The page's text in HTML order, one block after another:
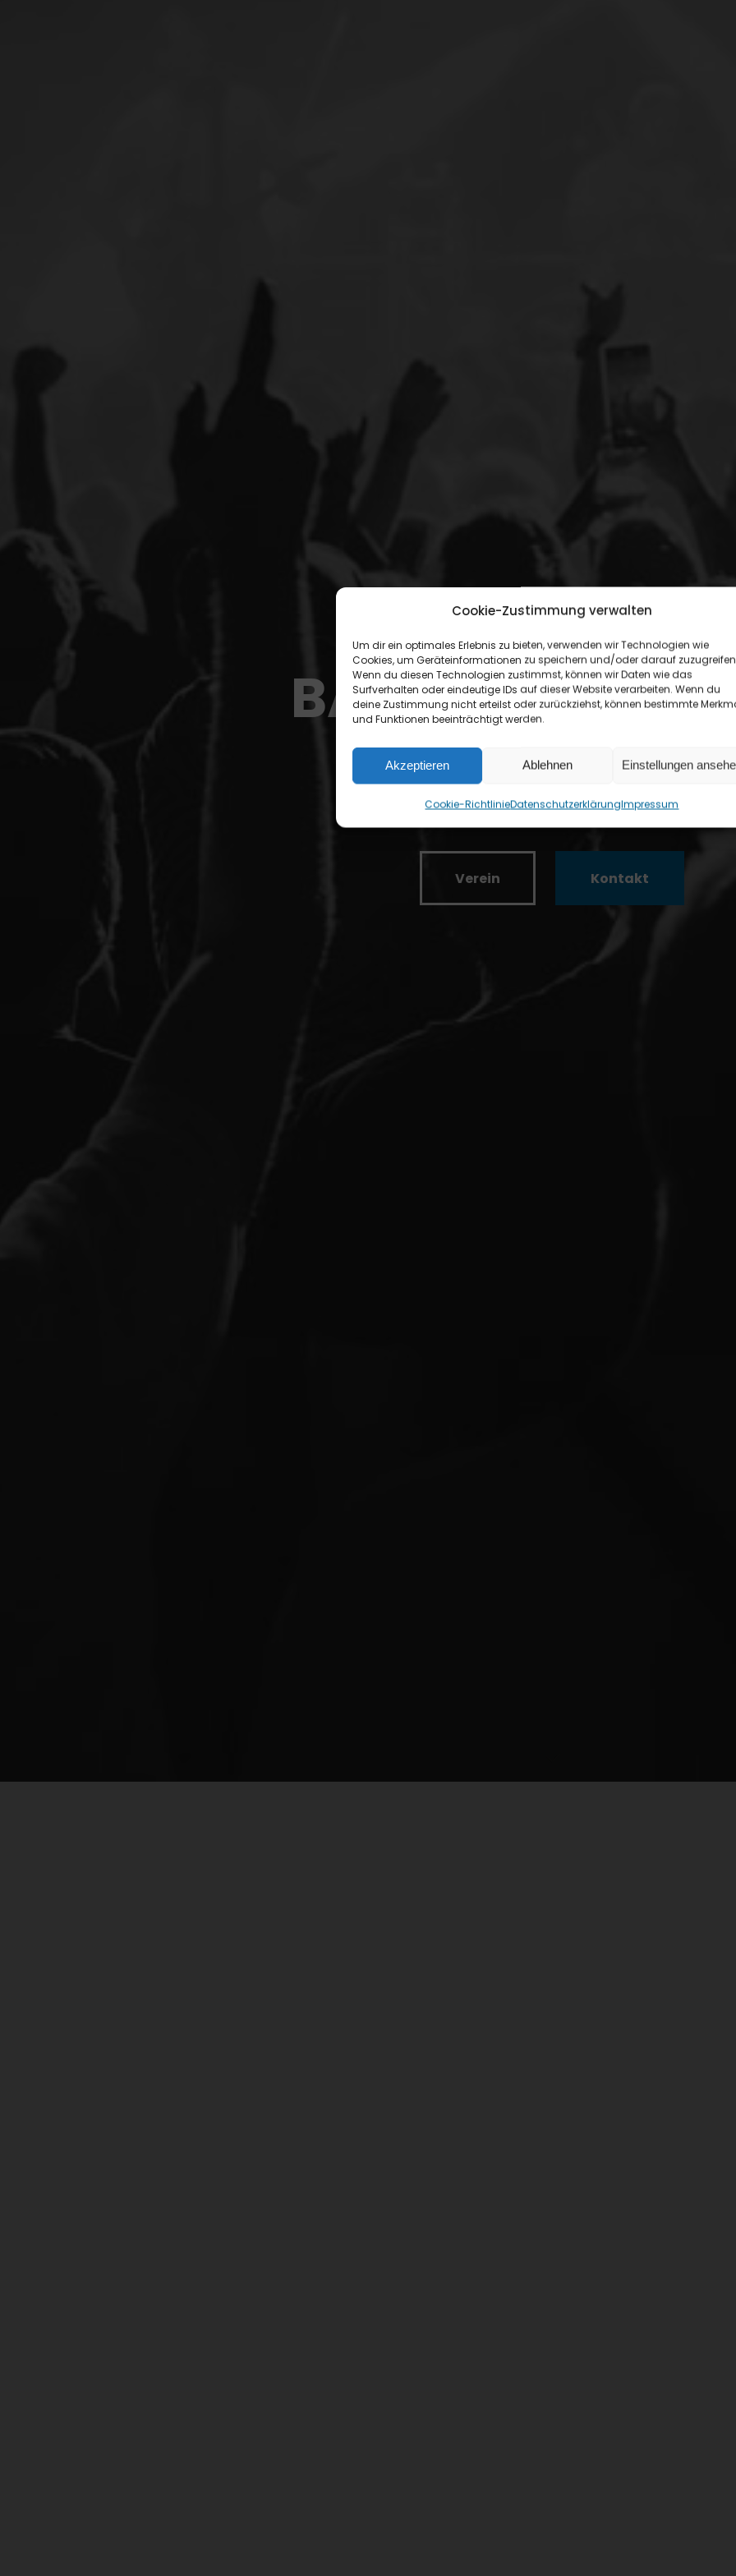
Cookie-Zustimmung verwalten
Um dir ein optimales Erlebnis zu bieten, verwenden wir Technologien wie
Cookies, um Geräteinformationen zu speichern und/oder darauf
Wenn du diesen Technologien zustimmst, können wir Daten wie das
Surfverhalten oder eindeutige IDs auf dieser Website verarbeiten. Wenn du
deine Zustimmung nicht erteilst oder zurückziehst, können bestimmte
und Funktionen beeinträchtigt werden.
Akzeptieren Ablehnen Einstellungen
Cookie-RichtlinieDatenschutzerklärungImpressum
BANDHAUSLEIP
Ein Projekt des Bandcommunity Leipzig e.V.
Verein Kontakt